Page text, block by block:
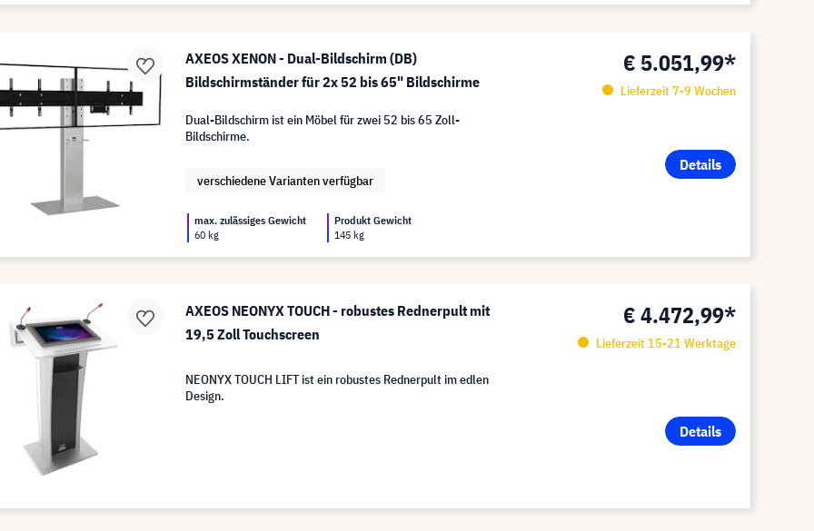
AXEOS XENON - Dual-Bildschirm (DB)
Bildschirmständer für 2x 52 bis 65" Bildschirme
€ 5.051,99*
Lieferzeit 7-9 Wochen
Details
Dual-Bildschirm ist ein Möbel für zwei 52 bis 65 Zoll-
Bildschirme.
verschiedene Varianten verfügbar
max. zulässiges Gewicht
60 kg
Produkt Gewicht
145 kg
AXEOS NEONYX TOUCH - robustes Rednerpult mit
19,5 Zoll Touchscreen
€ 4.472,99*
Lieferzeit 15-21 Werktage
Details
NEONYX TOUCH LIFT ist ein robustes Rednerpult im edlen
Design.